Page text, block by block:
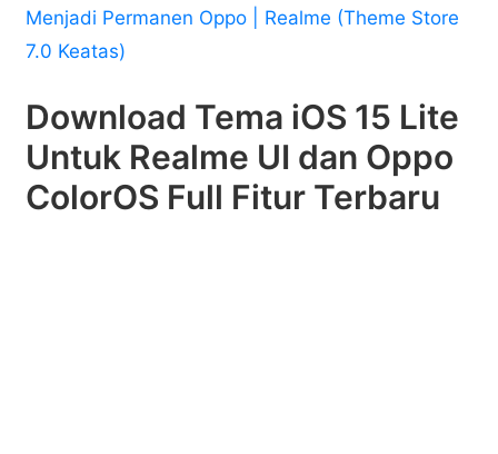
Menjadi Permanen Oppo | Realme (Theme Store
7.0 Keatas)
Download Tema iOS 15 Lite
Untuk Realme UI dan Oppo
ColorOS Full Fitur Terbaru